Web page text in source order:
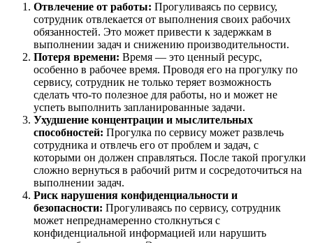
Отвлечение от работы: Прогуливаясь по сервису,
сотрудник отвлекается от выполнения своих рабочих
обязанностей. Это может привести к задержкам в
выполнении задач и снижению производительности.
Потеря времени: Время — это ценный ресурс,
особенно в рабочее время. Проводя его на прогулку по
сервису, сотрудник не только теряет возможность
сделать что-то полезное для работы, но и может не
успеть выполнить запланированные задачи.
Ухудшение концентрации и мыслительных
способностей: Прогулка по сервису может развлечь
сотрудника и отвлечь его от проблем и задач, с
которыми он должен справляться. После такой прогулки
сложно вернуться в рабочий ритм и сосредоточиться на
выполнении задач.
Риск нарушения конфиденциальности и
безопасности: Прогуливаясь по сервису, сотрудник
может непреднамеренно столкнуться с
конфиденциальной информацией или нарушить